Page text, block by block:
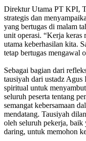
Direktur Utama PT KPI,
strategis dan
yang bertugas di malam
unit operasi. “Kerja keras
utama keberhasilan kita.
tetap bertugas mengawal
Sebagai bagian dari
tausiyah dari ustadz
spiritual untuk
seluruh peserta tentang
semangat kebersamaan
mendatang. Tausiyah
oleh seluruh pekerja, baik
daring, untuk memohon